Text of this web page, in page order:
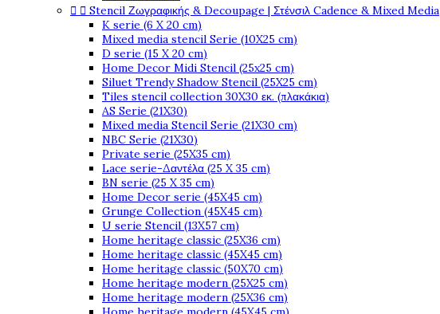
  Stencil Ζωγραφικής & Decoupage | Στένσιλ Cadence & Mixed Media
K serie (6 X 20 cm)
Mixed media stencil Serie (10X25 cm)
D serie (15 X 20 cm)
Home Decor Midi Stencil (25x25 cm)
Siluet Trendy Shadow Stencil (25X25 cm)
Tiles stencil collection 30X30 εκ. (πλακάκια)
AS Serie (21X30)
Mixed media Stencil Serie (21X30 cm)
NBC Serie (21X30)
Private serie (25X35 cm)
Lace serie-Δαντέλα (25 X 35 cm)
BN serie (25 X 35 cm)
Home Decor serie (45X45 cm)
Grunge Collection (45X45 cm)
U serie Stencil (13X57 cm)
Home heritage classic (25X36 cm)
Home heritage classic (45X45 cm)
Home heritage classic (50X70 cm)
Home heritage modern (25X25 cm)
Home heritage modern (25X36 cm)